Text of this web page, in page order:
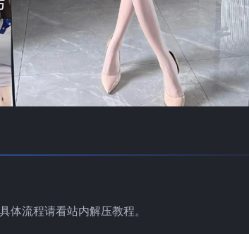
流程请看站内解压教程。